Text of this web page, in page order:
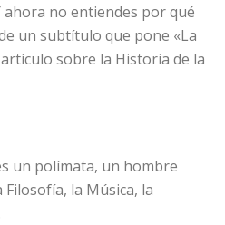
ahora no entiendes por qué
un subtítulo que pone «La
sobre la Historia de la
un polímata, un hombre
la Música, la